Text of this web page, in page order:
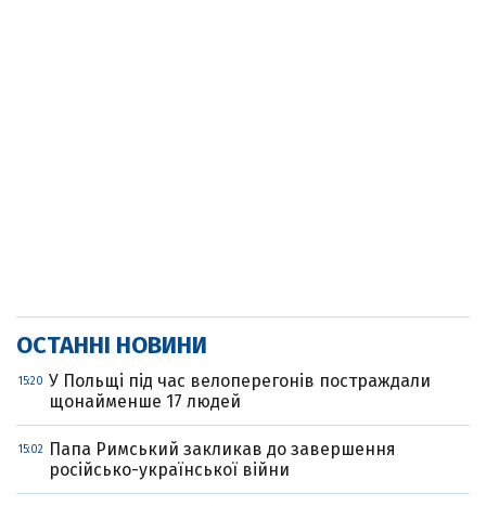
ОСТАННІ НОВИНИ
15:20 У Польщі під час велоперегонів постраждали
щонайменше 17 людей
15:02
Папа Римський закликав до завершення
російсько-української війни